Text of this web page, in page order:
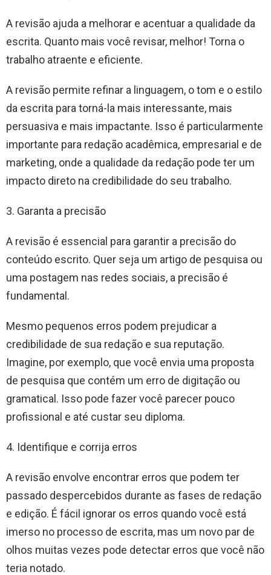
A revisão ajuda a melhorar e acentuar a qualidade da
escrita. Quanto mais você revisar, melhor! Torna o
trabalho atraente e eficiente.
A revisão permite refinar a linguagem, o tom e o estilo
da escrita para torná-la mais interessante, mais
persuasiva e mais impactante. Isso é particularmente
importante para redação acadêmica, empresarial e de
marketing, onde a qualidade da redação pode ter um
impacto direto na credibilidade do seu trabalho.
3. Garanta a precisão
A revisão é essencial para garantir a precisão do
conteúdo escrito. Quer seja um artigo de pesquisa ou
uma postagem nas redes sociais, a precisão é
fundamental.
Mesmo pequenos erros podem prejudicar a
credibilidade de sua redação e sua reputação.
Imagine, por exemplo, que você envia uma proposta
de pesquisa que contém um erro de digitação ou
gramatical. Isso pode fazer você parecer pouco
profissional e até custar seu diploma.
4. Identifique e corrija erros
A revisão envolve encontrar erros que podem ter
passado despercebidos durante as fases de redação
e edição. É fácil ignorar os erros quando você está
imerso no processo de escrita, mas um novo par de
olhos muitas vezes pode detectar erros que você não
teria notado.